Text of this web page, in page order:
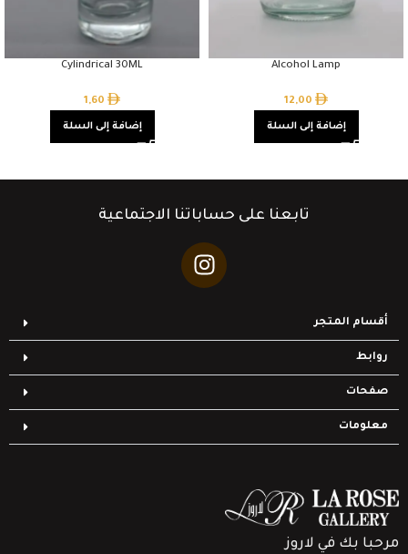
Alcohol Lamp
12,00
إضافة إلى السلة
Cylindrical 30ML
1,60
إضافة إلى السلة
تابعنا على حساباتنا الاجتماعية
أقسام المتجر
روابط
صفحات
معلومات
مرحبا بك في لاروز